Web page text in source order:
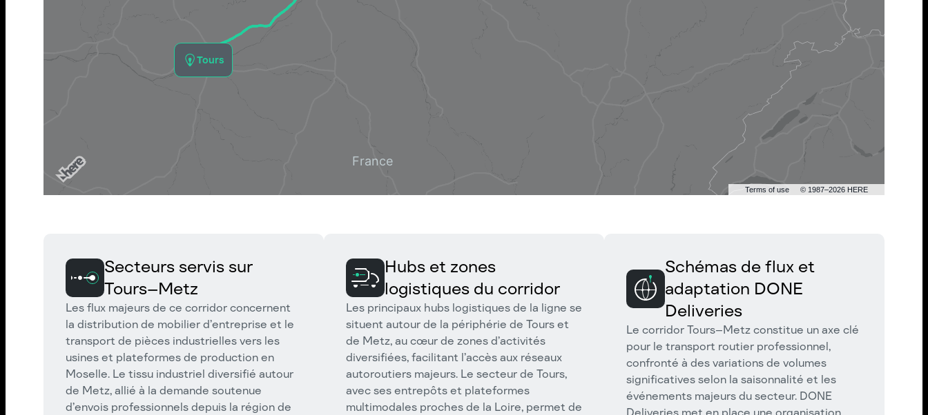
Tours
Terms of use © 1987–2026 HERE
Secteurs servis sur
Tours–Metz
Les flux majeurs de ce corridor concernent
la distribution de mobilier d’entreprise et le
transport de pièces industrielles vers les
usines et plateformes de production en
Moselle. Le tissu industriel diversifié autour
de Metz, allié à la demande soutenue
d’envois professionnels depuis la région de
Hubs et zones
logistiques du corridor
Les principaux hubs logistiques de la ligne se
situent autour de la périphérie de Tours et
de Metz, au cœur de zones d’activités
diversifiées, facilitant l’accès aux réseaux
autoroutiers majeurs. Le secteur de Tours,
avec ses entrepôts et plateformes
multimodales proches de la Loire, permet de
Schémas de flux et
adaptation DONE
Deliveries
Le corridor Tours–Metz constitue un axe clé
pour le transport routier professionnel,
confronté à des variations de volumes
significatives selon la saisonnalité et les
événements majeurs du secteur. DONE